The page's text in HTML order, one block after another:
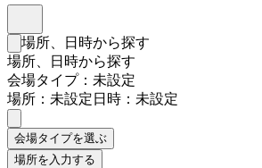
検索フォームを閉じる
場所、日時から探す
場所、日時から探す
会場タイプ：未設定
場所：未設定日時：未設定
会場タイプを選ぶ
場所を入力する